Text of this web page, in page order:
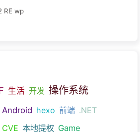
RE wp
生活 开发 操作系统
Android hexo 前端 .NET
CVE 本地提权 Game